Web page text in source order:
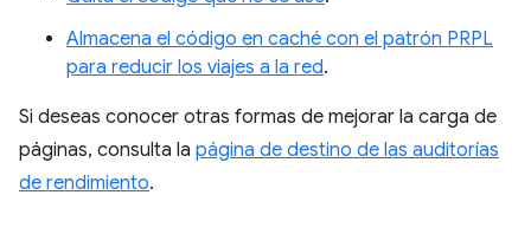
Almacena el código en caché con el patrón PRPL
para reducir los viajes a la red.
Si deseas conocer otras formas de mejorar la carga de
páginas, consulta la página de destino de las auditorías
de rendimiento.